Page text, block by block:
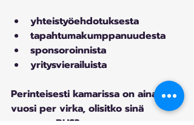
yhteistyöehdotuksesta
tapahtumakumppanuudesta
sponsoroinnista
yritysvierailuista
Perinteisesti kamarissa on aina
vuosi per virka, olisitko sinä